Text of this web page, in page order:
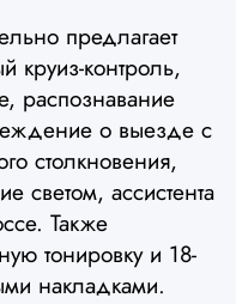
предлагает
круиз-контроль,
распознавание
о выезде с
столкновения,
светом, ассистента
Также
тонировку и 18-
накладками.